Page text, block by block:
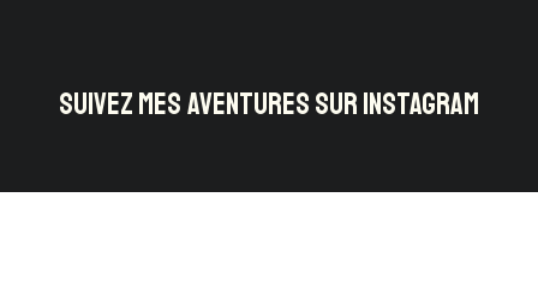
SUIVEZ MES AVENTURES SUR INSTAGRAM